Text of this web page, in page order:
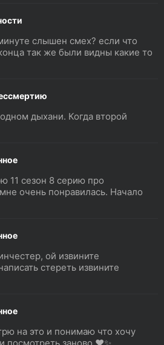
слышен смех? если что
так же были видны какие то
дыхани. Когда второй
11 сезон 8 серию про
очень понравилась. Начало
ой извините
стереть извините
на это и понимаю что хочу